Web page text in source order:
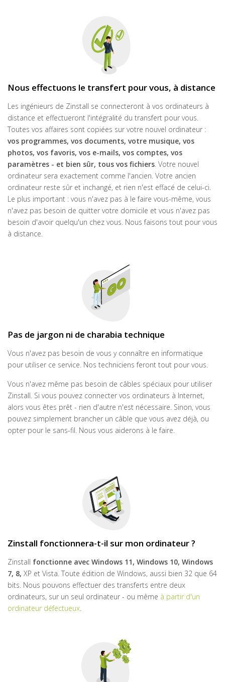
Nous effectuons le transfert pour vous, à distance
Les ingénieurs de Zinstall se connecteront à vos ordinateurs à
distance et effectueront l'intégralité du transfert pour vous.
Toutes vos affaires sont copiées sur votre nouvel ordinateur :
vos programmes, vos documents, votre musique, vos
photos, vos favoris, vos e-mails, vos comptes, vos
paramètres - et bien sûr, tous vos fichiers . Votre nouvel
ordinateur sera exactement comme l'ancien. Votre ancien
ordinateur reste sûr et inchangé, et rien n'est effacé de celui-ci.
Le plus important : vous n'avez pas à le faire vous-même, vous
n'avez pas besoin de quitter votre domicile et vous n'avez pas
besoin d'avoir quelqu'un chez vous. Nous faisons tout pour vous
à distance.
Pas de jargon ni de charabia technique
Vous n'avez pas besoin de vous y connaître en informatique
pour utiliser ce service. Nos techniciens feront tout pour vous.
Vous n'avez même pas besoin de câbles spéciaux pour utiliser
Zinstall. Si vous pouvez connecter vos ordinateurs à Internet,
alors vous êtes prêt - rien d'autre n'est nécessaire. Sinon, vous
pouvez simplement brancher un câble que vous avez déjà, ou
opter pour le sans-fil. Nous vous aiderons à le faire.
Zinstall fonctionnera-t-il sur mon ordinateur ?
Zinstall fonctionne avec Windows 11, Windows 10, Windows
7, 8, XP et Vista. Toute édition de Windows, aussi bien 32 que 64
bits. Nous pouvons effectuer des transferts entre deux
ordinateurs, sur un seul ordinateur - ou même à partir d'un
ordinateur défectueux